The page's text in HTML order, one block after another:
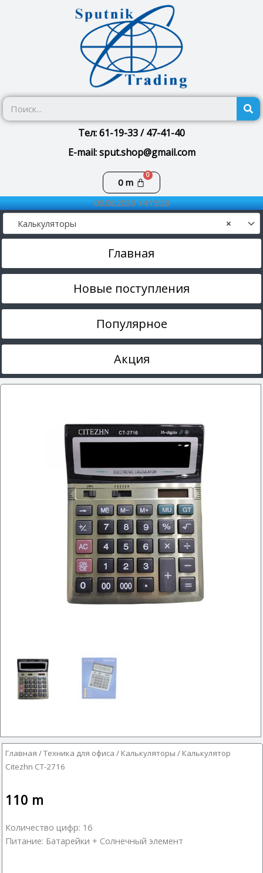
Тел: 61-19-33 / 47-41-40
E-mail: sput.shop@gmail.com
0m
Корзина
06.08.2026 14:15:28
×
Калькуляторы
Главная
Новые поступления
Популярное
Акция
Главная /Техника для офиса / Калькуляторы / Калькулятор
Citezhn CT-2716
110 m
Количество цифр: 16
Питание: Батарейки + Солнечный элемент